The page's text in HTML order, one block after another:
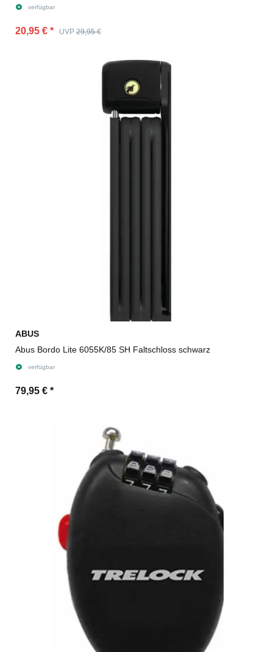
verfügbar
20,95 € * UVP 29,95 €
ABUS
Abus Bordo Lite 6055K/85 SH Faltschloss schwarz
verfügbar
79,95 € *